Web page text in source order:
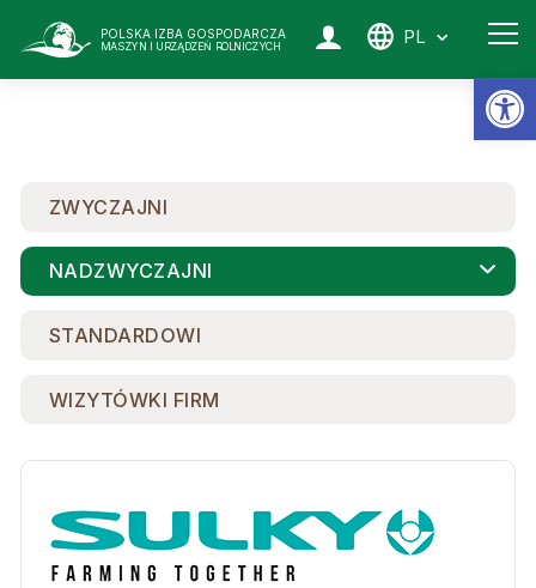
POLSKA IZBA GOSPODARCZA
MASZYN I URZĄDZEŃ ROLNICZYCH PL
ZWYCZAJNI
NADZWYCZAJNI
STANDARDOWI
WIZYTÓWKI FIRM